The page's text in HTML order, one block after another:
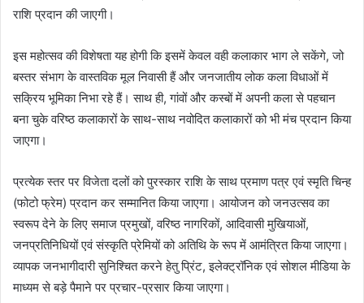
राशि प्रदान की जाएगी।
इस महोत्सव की विशेषता यह होगी कि इसमें केवल वही कलाकार भाग ले सकेंगे, जो
बस्तर संभाग के वास्तविक मूल निवासी हैं और जनजातीय लोक कला विधाओं में
सक्रिय भूमिका निभा रहे हैं। साथ ही, गांवों और कस्बों में अपनी कला से पहचान
बना चुके वरिष्ठ कलाकारों के साथ-साथ नवोदित कलाकारों को भी मंच प्रदान किया
जाएगा।
प्रत्येक स्तर पर विजेता दलों को पुरस्कार राशि के साथ प्रमाण पत्र एवं स्मृति चिन्ह
(फोटो फ्रेम) प्रदान कर सम्मानित किया जाएगा। आयोजन को जनउत्सव का
स्वरूप देने के लिए समाज प्रमुखों, वरिष्ठ नागरिकों, आदिवासी मुखियाओं,
जनप्रतिनिधियों एवं संस्कृति प्रेमियों को अतिथि के रूप में आमंत्रित किया जाएगा।
व्यापक जनभागीदारी सुनिश्चित करने हेतु प्रिंट, इलेक्ट्रॉनिक एवं सोशल मीडिया के
माध्यम से बड़े पैमाने पर प्रचार-प्रसार किया जाएगा।